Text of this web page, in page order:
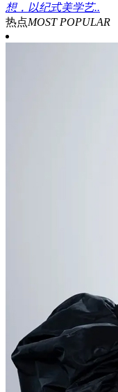
想，以纪式美学艺..
热点MOST POPULAR